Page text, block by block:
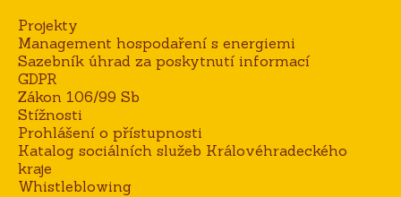
Projekty
Management hospodaření s energiemi
Sazebník úhrad za poskytnutí informací
GDPR
Zákon 106/99 Sb
Stížnosti
Prohlášení o přístupnosti
Katalog sociálních služeb Královéhradeckého
kraje
Whistleblowing